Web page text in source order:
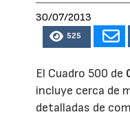
30/07/2013
525
El Cuadro 500 de
incluye cerca de
detalladas de